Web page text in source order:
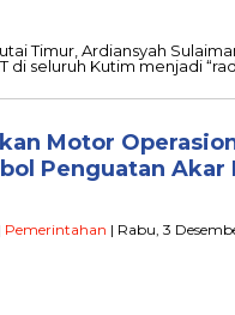
Timur, Ardiansyah
di seluruh Kutim menjadi
Motor
Penguatan Akar
Pemerintahan | Rabu, 3